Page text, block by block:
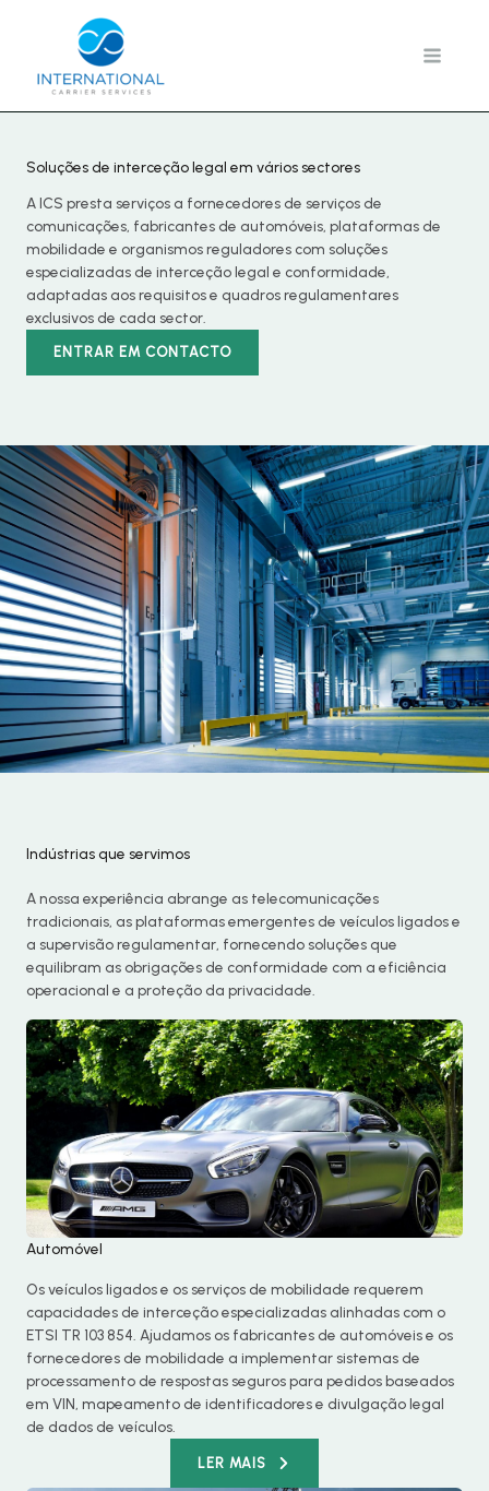
conteúdo
Soluções de interceção legal em vários sectores
A ICS presta serviços a fornecedores de serviços de
comunicações, fabricantes de automóveis, plataformas de
mobilidade e organismos reguladores com soluções
especializadas de interceção legal e conformidade,
adaptadas aos requisitos e quadros regulamentares
exclusivos de cada sector.
ENTRAR EM CONTACTO
Indústrias que servimos
A nossa experiência abrange as telecomunicações
tradicionais, as plataformas emergentes de veículos ligados e
a supervisão regulamentar, fornecendo soluções que
equilibram as obrigações de conformidade com a eficiência
operacional e a proteção da privacidade.
Automóvel
Os veículos ligados e os serviços de mobilidade requerem
capacidades de interceção especializadas alinhadas com o
ETSI TR 103 854. Ajudamos os fabricantes de automóveis e os
fornecedores de mobilidade a implementar sistemas de
processamento de respostas seguros para pedidos baseados
em VIN, mapeamento de identificadores e divulgação legal
de dados de veículos.
LER MAIS